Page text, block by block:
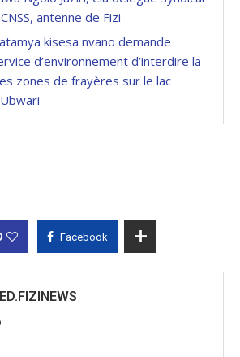
antenne de Fizi
kisesa nvano demande
d’environnement d’interdire la
zones de frayères sur le lac
Facebook